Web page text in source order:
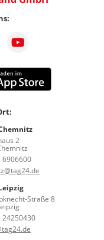
2
6906600
Straße 8
24250430